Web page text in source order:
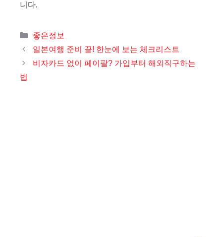
니다.
카
테
리
좋은정보
일본여행 준비 끝! 한눈에 보는 체크리스트
비자카드 없이 페이팔? 가입부터 해외직구하는
법